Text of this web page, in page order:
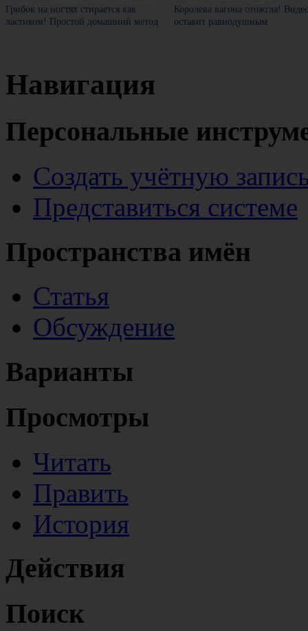
Грибок на ногтях стирается как
ластиком! Простой домашний метод
Королева вагона отожгла!
оставит равнодушным
Навигация
Персональные
Создать учётную
Представиться системе
Пространства имён
Статья
Обсуждение
Варианты
Просмотры
Читать
Править
История
Действия
Поиск